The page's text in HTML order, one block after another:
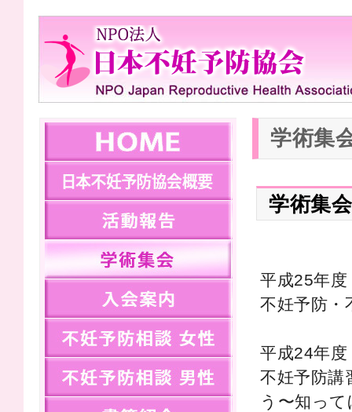
report
学術集
学術集
平成25年度
不妊予防・
平成24年度
不妊予防講
う〜知っ